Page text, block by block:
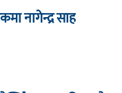
नागेन्द्र साह